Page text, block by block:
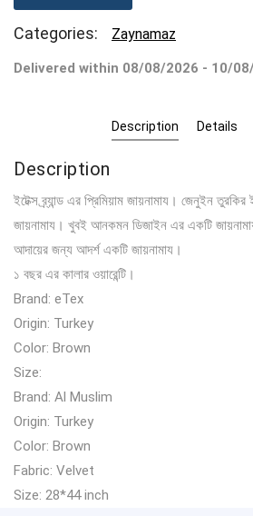
Categories: Zaynamaz
Delivered within 08/08/2026 - 10/
Description Details
Description
ইটেক্স ব্র্যান্ড এর প্রিমিয়াম জায়নামায। জেনুইন
জায়নামায। খুবই আনকমন ডিজাইন এর একটি
আদায়ের জন্য আদর্শ একটি জায়নামায।
১ বছর এর কালার ওয়ারেন্টি।
Brand: eTex
Origin: Turkey
Color: Brown
Size:
Brand: Al Muslim
Origin: Turkey
Color: Brown
Fabric: Velvet
Size: 28*44 inch